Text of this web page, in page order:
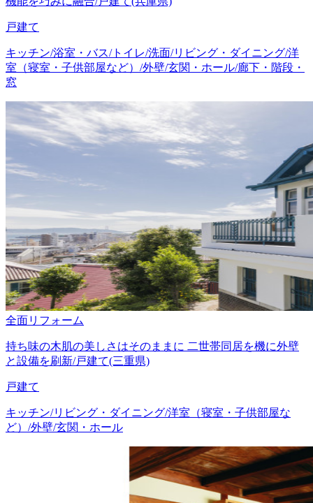
戸建て
キッチン/浴室・バス/トイレ/洗面/リビング・ダイニング/洋
室（寝室・子供部屋など）/外壁/玄関・ホール/廊下・階段・
窓
全面リフォーム
持ち味の木肌の美しさはそのままに 二世帯同居を機に外壁
と設備を刷新/戸建て(三重県)
戸建て
キッチン/リビング・ダイニング/洋室（寝室・子供部屋な
ど）/外壁/玄関・ホール